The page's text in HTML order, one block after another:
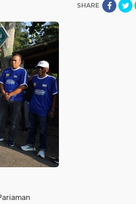
SHARE